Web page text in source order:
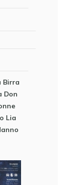
Birra
Don
Lia